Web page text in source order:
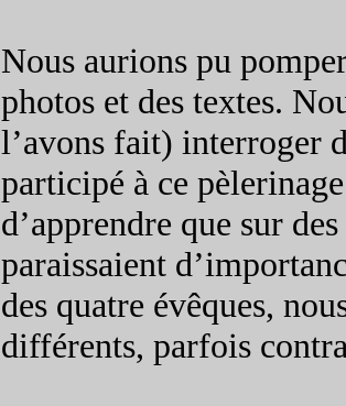
Nous aurions pu
photos et des textes.
l’avons fait) interroger
participé à ce
d’apprendre que sur
paraissaient
des quatre évêques,
différents, parfois